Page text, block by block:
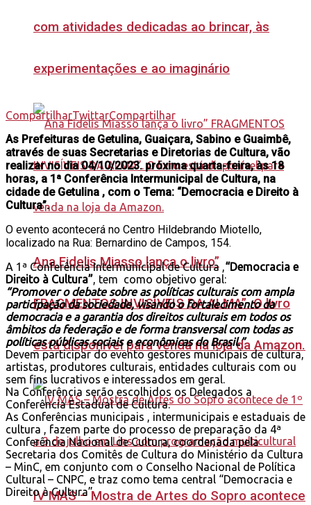
com atividades dedicadas ao brincar, às
experimentações e ao imaginário
Ana Fidelis Miasso lança o livro”
FRAGMENTOS INVISÍVEIS DA ALMA”. O livro
está disponível para venda na loja da Amazon.
IV MAS – Mostra de Artes do Sopro acontece
CompartilharTwittarCompartilhar
As Prefeituras de Getulina, Guaiçara, Sabino e Guaimbê,
através de suas Secretarias e Diretorias de Cultura, vão
realizar no dia 04/10/2023. próxima quarta-feira, às 18
horas, a 1ª Conferência Intermunicipal de Cultura, na
cidade de Getulina , com o Tema: “Democracia e Direito à
Cultura”.
O evento acontecerá no Centro Hildebrando Miotello,
localizado na Rua: Bernardino de Campos, 154.
A 1ª Conferência Intermunicipal de Cultura ,“Democracia e
Direito à Cultura”, tem como objetivo geral:
“Promover o debate sobre as políticas culturais com ampla
participação da sociedade, visando o fortalecimento da
democracia e a garantia dos direitos culturais em todos os
âmbitos da federação e de forma transversal com todas as
políticas públicas sociais e econômicas do Brasil.”
Devem participar do evento gestores municipais de cultura,
artistas, produtores culturais, entidades culturais com ou
sem fins lucrativos e interessados em geral.
Na Conferência serão escolhidos os Delegados a
Conferência Estadual de Cultura.
As Conferências municipais , intermunicipais e estaduais de
cultura , fazem parte do processo de preparação da 4ª
Conferência Nacional de Cultura, coordenada pela
Secretaria dos Comitês de Cultura do Ministério da Cultura
– MinC, em conjunto com o Conselho Nacional de Política
Cultural – CNPC, e traz como tema central “Democracia e
Direito à Cultura”.